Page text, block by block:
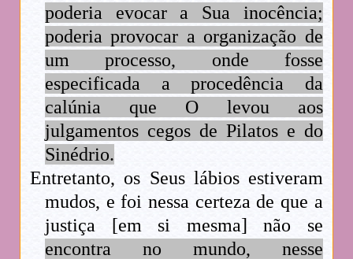
poderia evocar a Sua inocência;
poderia provocar a organização de
um processo, onde fosse
especificada a procedência da
calúnia que O levou aos
julgamentos cegos de Pilatos e do
Sinédrio.
Entretanto, os Seus lábios estiveram
mudos, e foi nessa certeza de que a
justiça [em si mesma] não se
encontra no mundo, nesse